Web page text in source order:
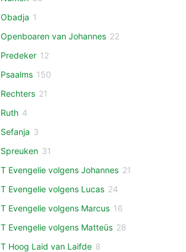
Obadja 1
Openboaren van Johannes 22
Predeker 12
Psaalms 150
Rechters 21
Ruth 4
Sefanja 3
Spreuken 31
T Evengelie volgens Johannes 21
T Evengelie volgens Lucas 24
T Evengelie volgens Marcus 16
T Evengelie volgens Matteüs 28
T Hoog Laid van Laifde 8